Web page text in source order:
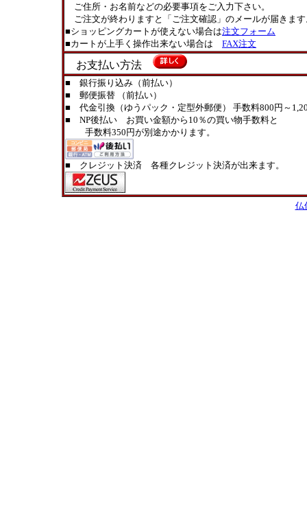
ご住所・お名前などの必要事項をご入力下さい。
ご注文が終わりますと「ご注文確認」のメールが届きま
■ショッピングカートが使えない場合は注文フォーム
■カートが上手く操作出来ない場合は FAX注文
お支払い方法
■ 銀行振り込み（前払い）
■ 郵便振替 （前払い）
■ 代金引換（ゆうパック・定型外郵便） 手数料800円～
■ NP後払い お買い金額から10％の買い物手数料と
手数料350円が別途かかります。
■ クレジット決済 各種クレジット決済が出来ます。
仏